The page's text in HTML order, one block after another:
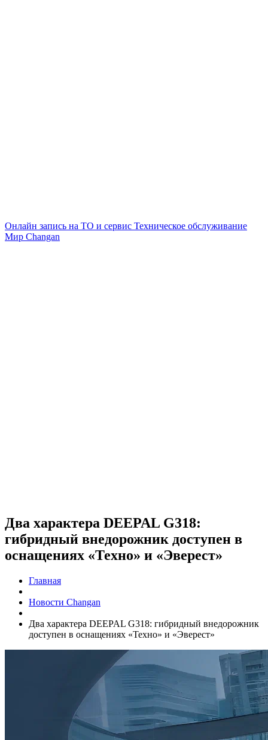
Онлайн запись на ТО и сервис Техническое обслуживание
Мир Changan
Два характера DEEPAL G318:
гибридный внедорожник доступен в
оснащениях «Техно» и «Эверест»
Главная
Новости Changan
Два характера DEEPAL G318: гибридный внедорожник
доступен в оснащениях «Техно» и «Эверест»